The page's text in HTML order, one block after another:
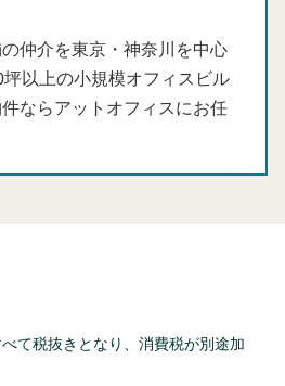
仲介を東京・神奈川を中心
以上の小規模オフィスビル
ならアットオフィスにお任
て税抜きとなり、消費税が別途加